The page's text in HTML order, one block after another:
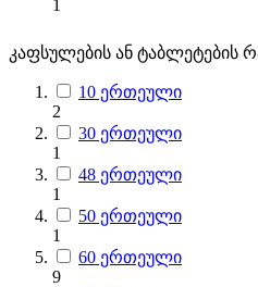
1
კაფსულების ან ტაბლეტების
10 ერთეული
2
30 ერთეული
1
48 ერთეული
1
50 ერთეული
1
60 ერთეული
9